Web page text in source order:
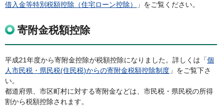
借入金等特別税額控除（住宅ローン控除）
」をご覧ください。
寄附金税額控除
平成21年度から寄附金控除が税額控除になりました。詳しくは「個
人市民税・県民税(住民税)からの寄附金税額控除制度 」をご覧下さ
い。
都道府県、市区町村に対する寄附金などは、市民税・県民税の所得
割から税額控除されます。